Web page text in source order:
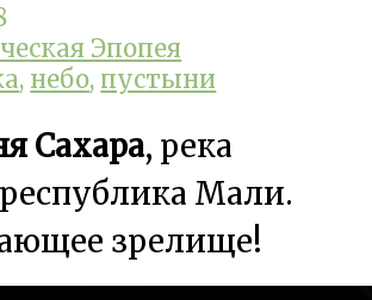
Эпопея
, небо, пустыни
Сахара, река
Мали.
зрелище!